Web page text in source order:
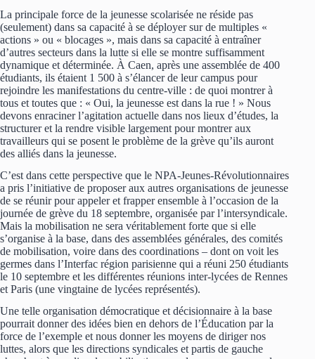
La principale force de la jeunesse scolarisée ne réside pas
(seulement) dans sa capacité à se déployer sur de multiples «
actions » ou « blocages », mais dans sa capacité à entraîner
d’autres secteurs dans la lutte si elle se montre suffisamment
dynamique et déterminée. À Caen, après une assemblée de 400
étudiants, ils étaient 1 500 à s’élancer de leur campus pour
rejoindre les manifestations du centre-ville : de quoi montrer à
tous et toutes que : « Oui, la jeunesse est dans la rue ! » Nous
devons enraciner l’agitation actuelle dans nos lieux d’études, la
structurer et la rendre visible largement pour montrer aux
travailleurs qui se posent le problème de la grève qu’ils auront
des alliés dans la jeunesse.
C’est dans cette perspective que le NPA-Jeunes-Révolutionnaires
a pris l’initiative de proposer aux autres organisations de jeunesse
de se réunir pour appeler et frapper ensemble à l’occasion de la
journée de grève du 18 septembre, organisée par l’intersyndicale.
Mais la mobilisation ne sera véritablement forte que si elle
s’organise à la base, dans des assemblées générales, des comités
de mobilisation, voire dans des coordinations – dont on voit les
germes dans l’Interfac région parisienne qui a réuni 250 étudiants
le 10 septembre et les différentes réunions inter-lycées de Rennes
et Paris (une vingtaine de lycées représentés).
Une telle organisation démocratique et décisionnaire à la base
pourrait donner des idées bien en dehors de l’Éducation par la
force de l’exemple et nous donner les moyens de diriger nos
luttes, alors que les directions syndicales et partis de gauche